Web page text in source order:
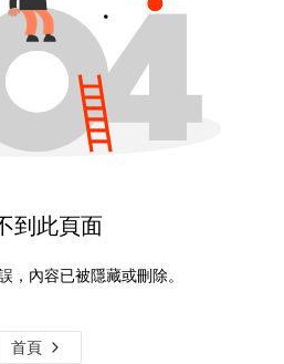
到此頁面
，內容已被隱藏或刪除。
首頁